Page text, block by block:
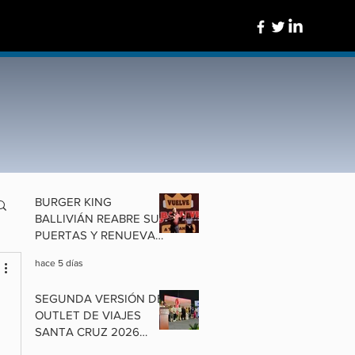
BURGER KING
BALLIVIÁN REABRE SUS
PUERTAS Y RENUEVA
COCHABAMBA
hace 5 días
SEGUNDA VERSIÓN DEL
OUTLET DE VIAJES
SANTA CRUZ 2026